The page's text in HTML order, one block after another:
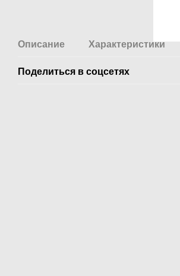
Описание Характеристики
Поделиться в соцсетях